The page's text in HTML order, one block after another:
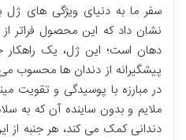
سفر ما به دنیای ویژگی های ژل
نشان داد که این محصول فراتر
دهان است؛ این ژل، یک
پیشگیرانه از دندان ها محسوب
در مبارزه با پوسیدگی و تقویت
ملایم و بدون ساینده آن که
دندانی کمک می کند، هر جنبه از